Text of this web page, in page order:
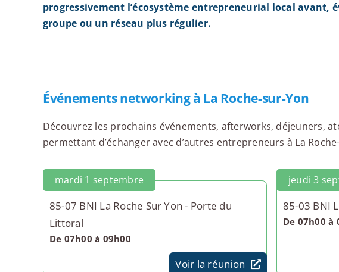
progressivement l’écosystème entrepreneurial local avant,
groupe ou un réseau plus régulier.
Événements networking à La Roche-sur-Yon
Découvrez les prochains événements, afterworks, déjeuners,
permettant d’échanger avec d’autres entrepreneurs à La
mardi 1 septembre
85-07 BNI La Roche Sur Yon - Porte du
Littoral
De 07h00 à 09h00
Voir la réunion
jeudi 3
85-03 BNI
De 07h00 à